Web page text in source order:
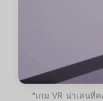
“เกม VR น่าเล่นที่